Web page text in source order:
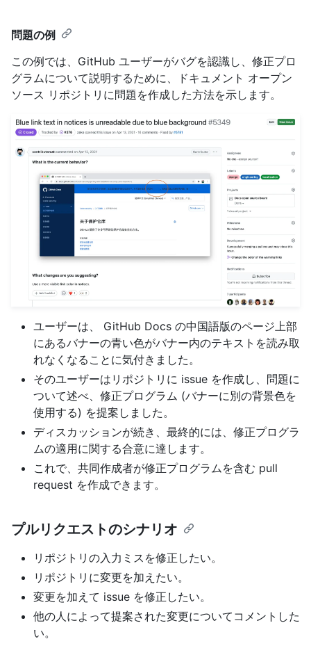
問題の例
この例では、GitHub ユーザーがバグを認識し、修正プロ
グラムについて説明するために、ドキュメント オープン
ソース リポジトリに問題を作成した方法を示します。
ユーザーは、 GitHub Docs の中国語版のページ上部
にあるバナーの青い色がバナー内のテキストを読み取
れなくなることに気付きました。
そのユーザーはリポジトリに issue を作成し、問題に
ついて述べ、修正プログラム (バナーに別の背景色を
使用する) を提案しました。
ディスカッションが続き、最終的には、修正プログラ
ムの適用に関する合意に達します。
これで、共同作成者が修正プログラムを含む pull
request を作成できます。
プルリクエストのシナリオ
リポジトリの入力ミスを修正したい。
リポジトリに変更を加えたい。
変更を加えて issue を修正したい。
他の人によって提案された変更についてコメントした
い。